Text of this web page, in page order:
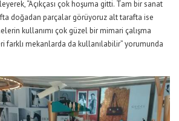
“Açıkçası çok hoşuma gitti. Tam bir sanat
doğadan parçalar görüyoruz alt tarafta ise
kullanımı çok güzel bir mimari çalışma
farklı mekanlarda da kullanılabilir” yorumunda